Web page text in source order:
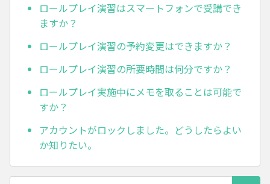
ロールプレイ演習はスマートフォンで受講でき
ますか？
ロールプレイ演習の予約変更はできますか？
ロールプレイ演習の所要時間は何分ですか？
ロールプレイ実施中にメモを取ることは可能で
すか？
アカウントがロックしました。どうしたらよい
か知りたい。